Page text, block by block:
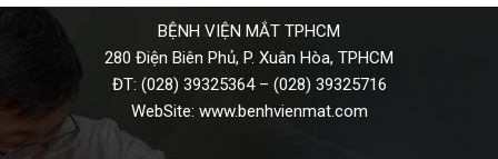
BỆNH VIỆN MẮT TPHCM
280 Điện Biên Phủ, P. Xuân Hòa, TPHCM
ĐT: (028) 39325364– (028) 39325716
WebSite: www.benhvienmat.com